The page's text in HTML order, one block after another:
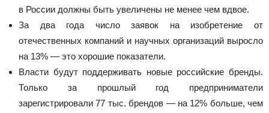
в России должны быть увеличены не менее чем вдвое.
За два года число заявок на изобретение от
отечественных компаний и научных организаций выросло
на 13% — это хорошие показатели.
Власти будут поддерживать новые российские бренды.
Только за прошлый год предприниматели
зарегистрировали 77 тыс. брендов — на 12% больше, чем